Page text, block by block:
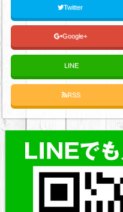
Twitter
Google+
LINE
RSS